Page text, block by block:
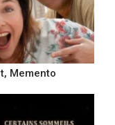
Memento